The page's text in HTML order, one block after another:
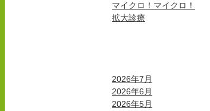
マイクロ！マイクロ！
拡大診療
2026年7月
2026年6月
2026年5月